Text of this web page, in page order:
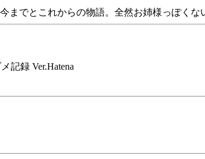
までとこれからの物語。全然お姉様っぽくな
記録 Ver.Hatena